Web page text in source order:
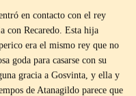
en contacto con el rey
con Recaredo. Esta hija
era el mismo rey que no
goda para casarse con su
gracia a Gosvinta, y ella y
de Atanagildo parece que